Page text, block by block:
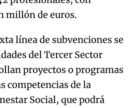
millón de euros.
línea de subvenciones se
del Tercer Sector
proyectos o programas
competencias de la
Social, que podrá